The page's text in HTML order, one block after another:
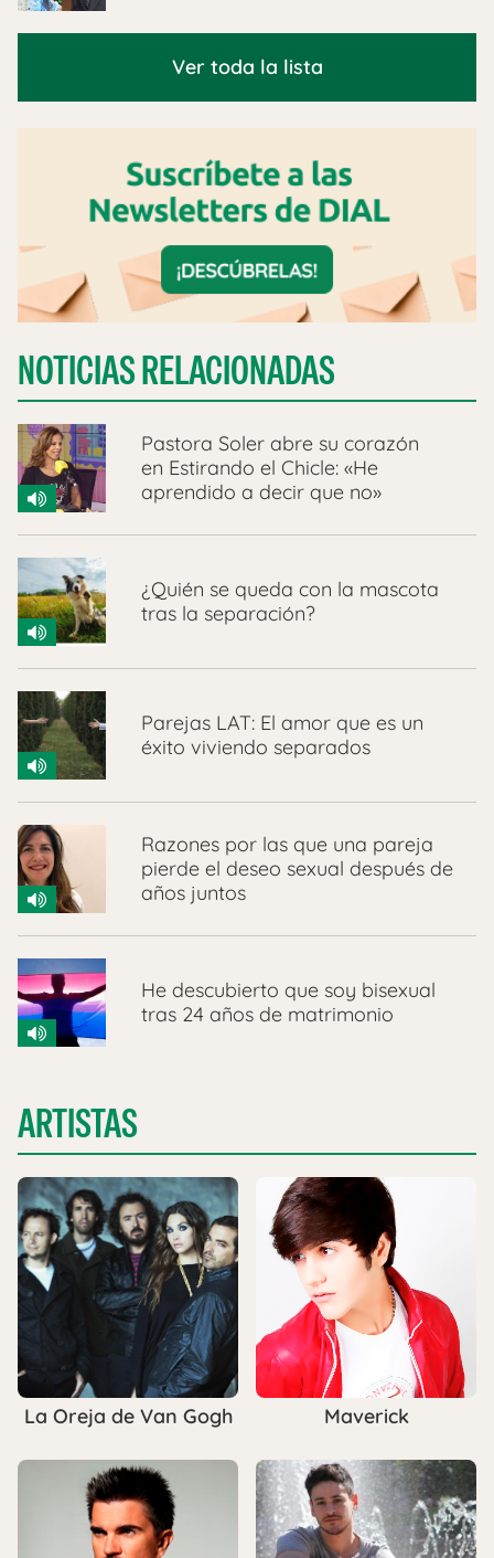
Ver toda la lista
NOTICIAS RELACIONADAS
Pastora Soler abre su corazón
en Estirando el Chicle: «He
aprendido a decir que no»
¿Quién se queda con la mascota
tras la separación?
Parejas LAT: El amor que es un
éxito viviendo separados
Razones por las que una pareja
pierde el deseo sexual después de
años juntos
He descubierto que soy bisexual
tras 24 años de matrimonio
ARTISTAS
La Oreja de Van Gogh Maverick